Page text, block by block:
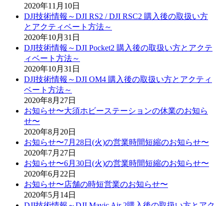
2020年11月10日
DJI技術情報～DJI RS2 / DJI RSC2 購入後の取扱い方
とアクティベート方法～
2020年10月31日
DJI技術情報～DJI Pocket2 購入後の取扱い方とアクテ
ィベート方法～
2020年10月31日
DJI技術情報～DJI OM4 購入後の取扱い方とアクティ
ベート方法～
2020年8月27日
お知らせ〜大須ホビーステーションの休業のお知ら
せ〜
2020年8月20日
お知らせ〜7月28日(火)の営業時間短縮のお知らせ〜
2020年7月27日
お知らせ〜6月30日(火)の営業時間短縮のお知らせ〜
2020年6月22日
お知らせ〜店舗の時短営業のお知らせ〜
2020年5月14日